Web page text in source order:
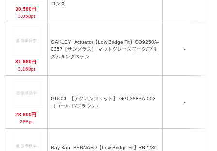
30,580円
3,058pt
ロンズ
31,680円
3,168pt
OAKLEY
0357［サングラス］ マットグレースモーク/プリ
ズムタングステン
-
28,800円
288pt
GUCCI
（ゴールド/ブラウン）
-
Ray-Ban